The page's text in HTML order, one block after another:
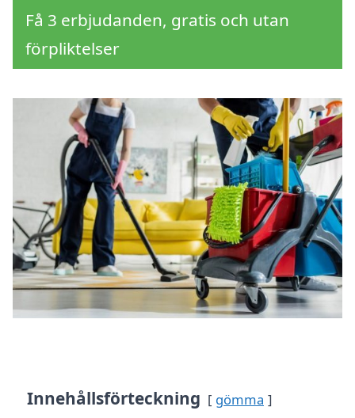
Få 3 erbjudanden, gratis och utan
förpliktelser
Innehållsförteckning gömma